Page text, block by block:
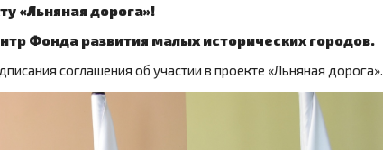
«Льняная дорога»!
Фонда развития малых исторических городов.
соглашения об участии в проекте «Льняная дорога».